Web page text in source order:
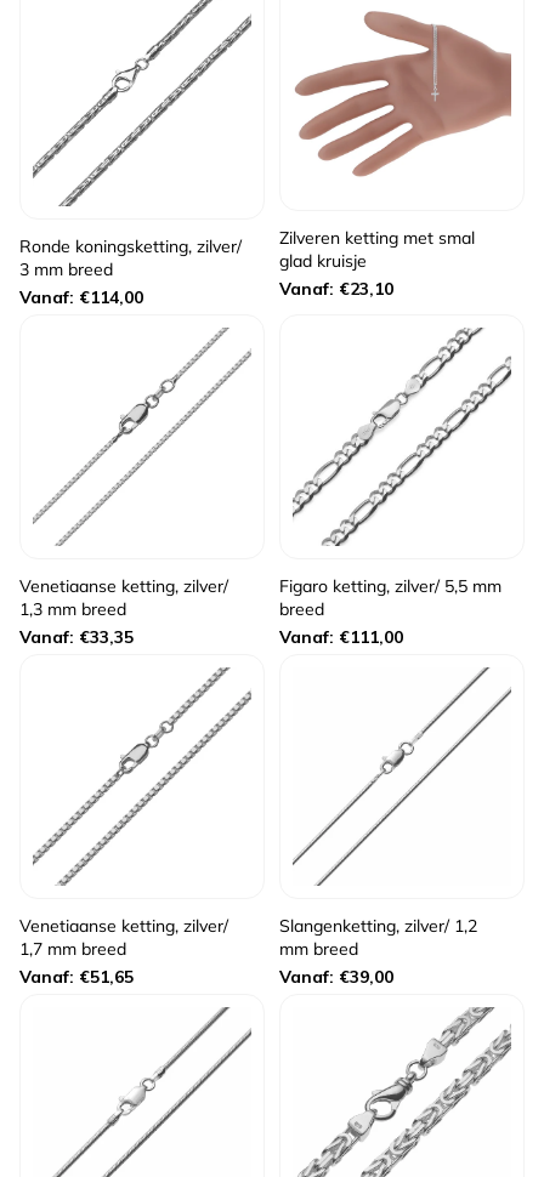
Ronde koningsketting, zilver/
3 mm breed
Normale
Vanaf: €114,00
Zilveren ketting met smal
glad kruisje
Normale
Vanaf: €23,10
Venetiaanse ketting, zilver/
1,3 mm breed
Normale
Vanaf: €33,35
Figaro ketting, zilver/ 5,5 mm
breed
Normale
Vanaf: €111,00
Venetiaanse ketting, zilver/
1,7 mm breed
Normale
Vanaf: €51,65
Slangenketting, zilver/ 1,2
mm breed
Normale
Vanaf: €39,00